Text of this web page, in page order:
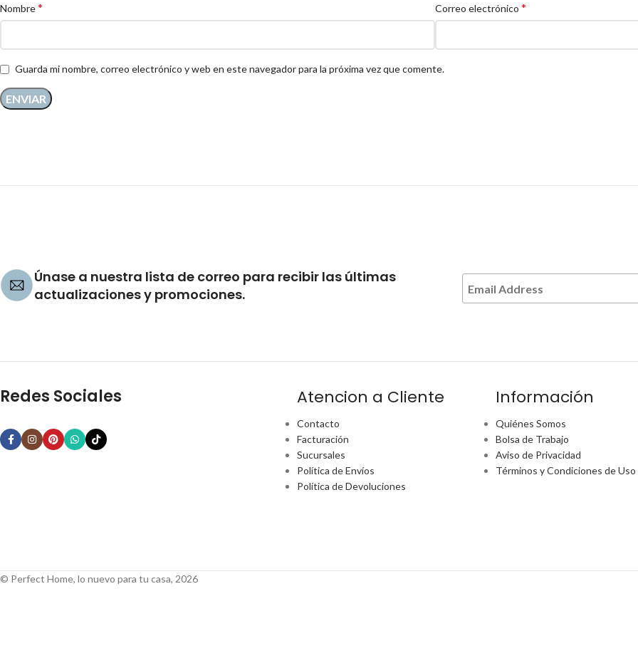
Nombre* Correo electrónico *
Guarda mi nombre, correo electrónico y web en este navegador para la próxima vez que comente.
Únase a nuestra lista de correo para recibir las últimas
actualizaciones y promociones.
Redes Sociales Atencion a Cliente
Contacto
Facturación
Sucursales
Política de Envíos
Política de Devoluciones
Información
Quiénes Somos
Bolsa de Trabajo
Aviso de Privacidad
Términos y Condiciones de Uso
© Perfect Home, lo nuevo para tu casa, 2026